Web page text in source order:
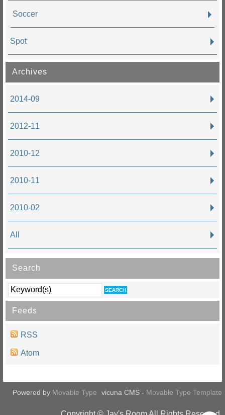
Soccer
Spot
Archives
2014-09
2012-11
2010-12
2010-11
2010-02
All
Search
Feeds
RSS
Atom
Powered by Movable Type vicuna CMS - Movable Type Template